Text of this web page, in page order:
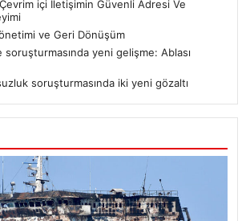
içi İletişimin Güvenli Adresi Ve
ve Geri Dönüşüm
soruşturmasında yeni gelişme: Ablası
soruşturmasında iki yeni gözaltı